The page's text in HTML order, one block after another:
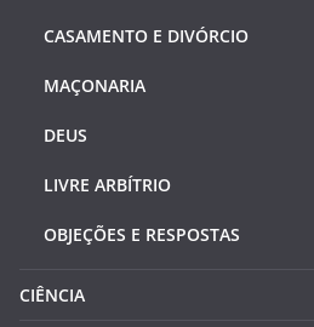
CASAMENTO E DIVÓRCIO
MAÇONARIA
DEUS
LIVRE ARBÍTRIO
OBJEÇÕES E RESPOSTAS
CIÊNCIA